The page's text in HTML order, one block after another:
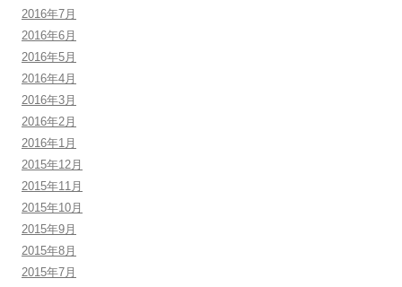
2016年7月
2016年6月
2016年5月
2016年4月
2016年3月
2016年2月
2016年1月
2015年12月
2015年11月
2015年10月
2015年9月
2015年8月
2015年7月